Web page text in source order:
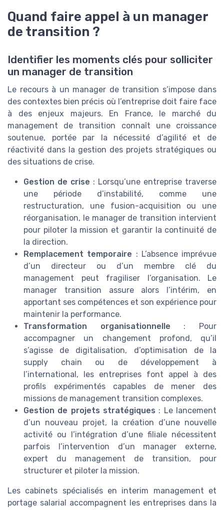
Quand faire appel à un manager
de transition ?
Identifier les moments clés pour solliciter
un manager de transition
Le recours à un manager de transition s’impose dans
des contextes bien précis où l’entreprise doit faire face
à des enjeux majeurs. En France, le marché du
management de transition connaît une croissance
soutenue, portée par la nécessité d’agilité et de
réactivité dans la gestion des projets stratégiques ou
des situations de crise.
Gestion de crise : Lorsqu’une entreprise traverse
une période d’instabilité, comme une
restructuration, une fusion-acquisition ou une
réorganisation, le manager de transition intervient
pour piloter la mission et garantir la continuité de
la direction.
Remplacement temporaire : L’absence imprévue
d’un directeur ou d’un membre clé du
management peut fragiliser l’organisation. Le
manager transition assure alors l’intérim, en
apportant ses compétences et son expérience pour
maintenir la performance.
Transformation organisationnelle : Pour
accompagner un changement profond, qu’il
s’agisse de digitalisation, d’optimisation de la
supply chain ou de développement à
l’international, les entreprises font appel à des
profils expérimentés capables de mener des
missions de management transition complexes.
Gestion de projets stratégiques : Le lancement
d’un nouveau projet, la création d’une nouvelle
activité ou l’intégration d’une filiale nécessitent
parfois l’intervention d’un manager externe,
expert du management de transition, pour
structurer et piloter la mission.
Les cabinets spécialisés en interim management et
portage salarial accompagnent les entreprises dans la